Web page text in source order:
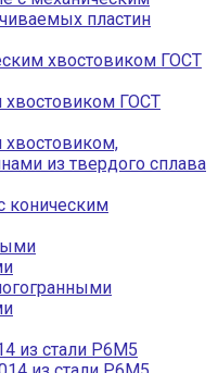
пластин
хвостовиком ГОСТ
ГОСТ
из твердого сплава
коническим
из стали Р6М5